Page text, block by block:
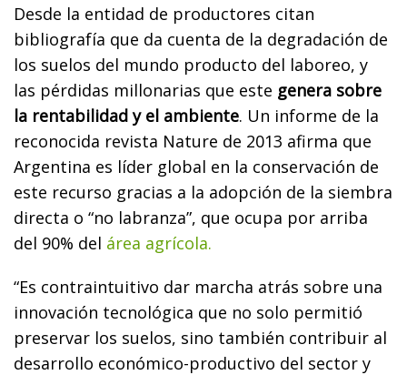
Desde la entidad de productores citan
bibliografía que da cuenta de la degradación de
los suelos del mundo producto del laboreo, y
las pérdidas millonarias que este genera sobre
la rentabilidad y el ambiente. Un informe de la
reconocida revista Nature de 2013 afirma que
Argentina es líder global en la conservación de
este recurso gracias a la adopción de la siembra
directa o “no labranza”, que ocupa por arriba
del 90% del área agrícola.
“Es contraintuitivo dar marcha atrás sobre una
innovación tecnológica que no solo permitió
preservar los suelos, sino también contribuir al
desarrollo económico-productivo del sector y